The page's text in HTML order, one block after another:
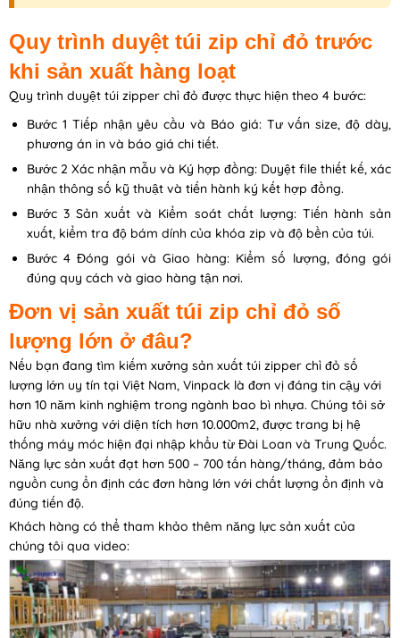
Quy trình duyệt túi zip chỉ đỏ trước
khi sản xuất hàng loạt
Quy trình duyệt túi zipper chỉ đỏ được thực hiện theo 4 bước:
Bước 1 Tiếp nhận yêu cầu và Báo giá: Tư vấn size, độ dày,
phương án in và báo giá chi tiết.
Bước 2 Xác nhận mẫu và Ký hợp đồng: Duyệt file thiết kế, xác
nhận thông số kỹ thuật và tiến hành ký kết hợp đồng.
Bước 3 Sản xuất và Kiểm soát chất lượng: Tiến hành sản
xuất, kiểm tra độ bám dính của khóa zip và độ bền của túi.
Bước 4 Đóng gói và Giao hàng: Kiểm số lượng, đóng gói
đúng quy cách và giao hàng tận nơi.
Đơn vị sản xuất túi zip chỉ đỏ số
lượng lớn ở đâu?
Nếu bạn đang tìm kiếm xưởng sản xuất túi zipper chỉ đỏ số
lượng lớn uy tín tại Việt Nam, Vinpack là đơn vị đáng tin cậy với
hơn 10 năm kinh nghiệm trong ngành bao bì nhựa. Chúng tôi sở
hữu nhà xưởng với diện tích hơn 10.000m2, được trang bị hệ
thống máy móc hiện đại nhập khẩu từ Đài Loan và Trung Quốc.
Năng lực sản xuất đạt hơn 500 – 700 tấn hàng/tháng, đảm bảo
nguồn cung ổn định các đơn hàng lớn với chất lượng ổn định và
đúng tiến độ.
Khách hàng có thể tham khảo thêm năng lực sản xuất của
chúng tôi qua video: